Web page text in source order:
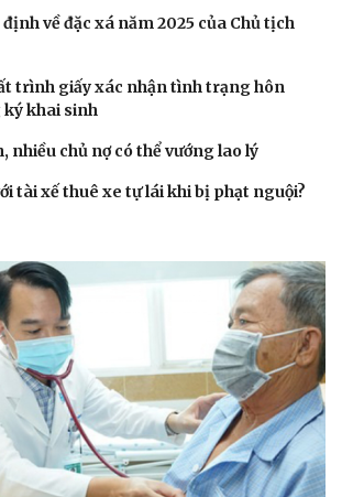
ngon
Nhà đẹp
Tình yêu - Gia đình
về đặc xá năm 2025 của Chủ tịch
trình giấy xác nhận tình trạng hôn
ký khai sinh
nhiều chủ nợ có thể vướng lao lý
tài xế thuê xe tự lái khi bị phạt nguội?